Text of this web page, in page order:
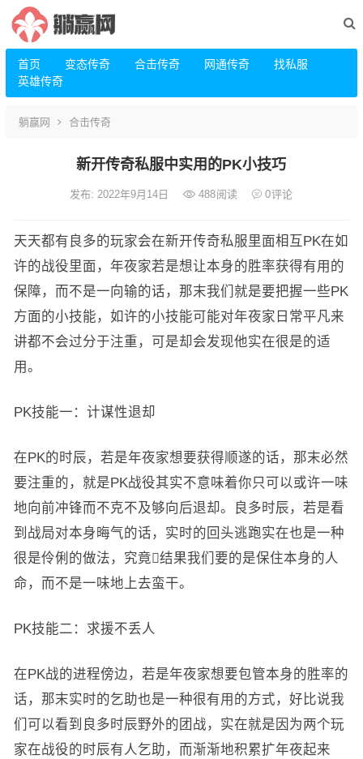
首页 变态传奇 合击传奇 网通传奇
找私服
英雄传奇
躺赢网 合击传奇
新开传奇私服中实用的PK小技巧
发布: 2022年9月14日 488阅读 0评论
天天都有良多的玩家会在新开传奇私服里面相互PK在如
许的战役里面，年夜家若是想让本身的胜率获得有用的
保障，而不是一向输的话，那末我们就是要把握一些PK
方面的小技能，如许的小技能可能对年夜家日常平凡来
讲都不会过分于注重，可是却会发现他实在很是的适
用。
PK技能一：计谋性退却
在PK的时辰，若是年夜家想要获得顺遂的话，那末必然
要注重的，就是PK战役其实不意味着你只可以或许一味
地向前冲锋而不克不及够向后退却。良多时辰，若是看
到战局对本身晦气的话，实时的回头逃跑实在也是一种
很是伶俐的做法，究竟结果我们要的是保住本身的人
命，而不是一味地上去蛮干。
PK技能二：求援不丢人
在PK战的进程傍边，若是年夜家想要包管本身的胜率的
话，那末实时的乞助也是一种很有用的方式，好比说我
们可以看到良多时辰野外的团战，实在就是因为两个玩
家在战役的时辰有人乞助，而渐渐地积累扩年夜起来